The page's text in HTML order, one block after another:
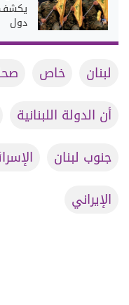
دول
لبنان خاص
أن الدولة اللبنانية
جنوب لبنان
الإيراني